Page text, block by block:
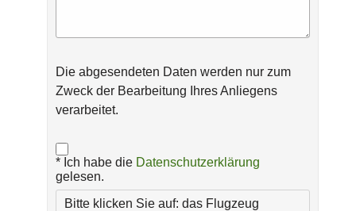
Die abgesendeten Daten werden nur zum
Zweck der Bearbeitung Ihres Anliegens
verarbeitet.
* Ich habe die Datenschutzerklärung
gelesen.
Bitte klicken Sie auf: das Flugzeug